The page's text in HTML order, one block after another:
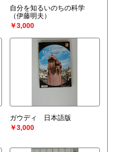
自分を知るいのちの科学
（伊藤明夫）
￥3,000
ガウディ 日本語版
￥3,000